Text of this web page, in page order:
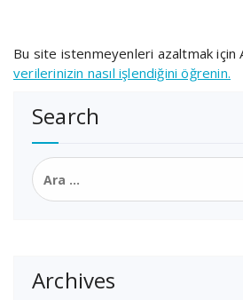
Bu site istenmeyenleri azaltmak için
verilerinizin nasıl işlendiğini öğrenin.
Search
Arama:
Archives